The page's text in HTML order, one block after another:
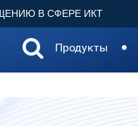
В СФЕРЕ ИКТ
Продукты